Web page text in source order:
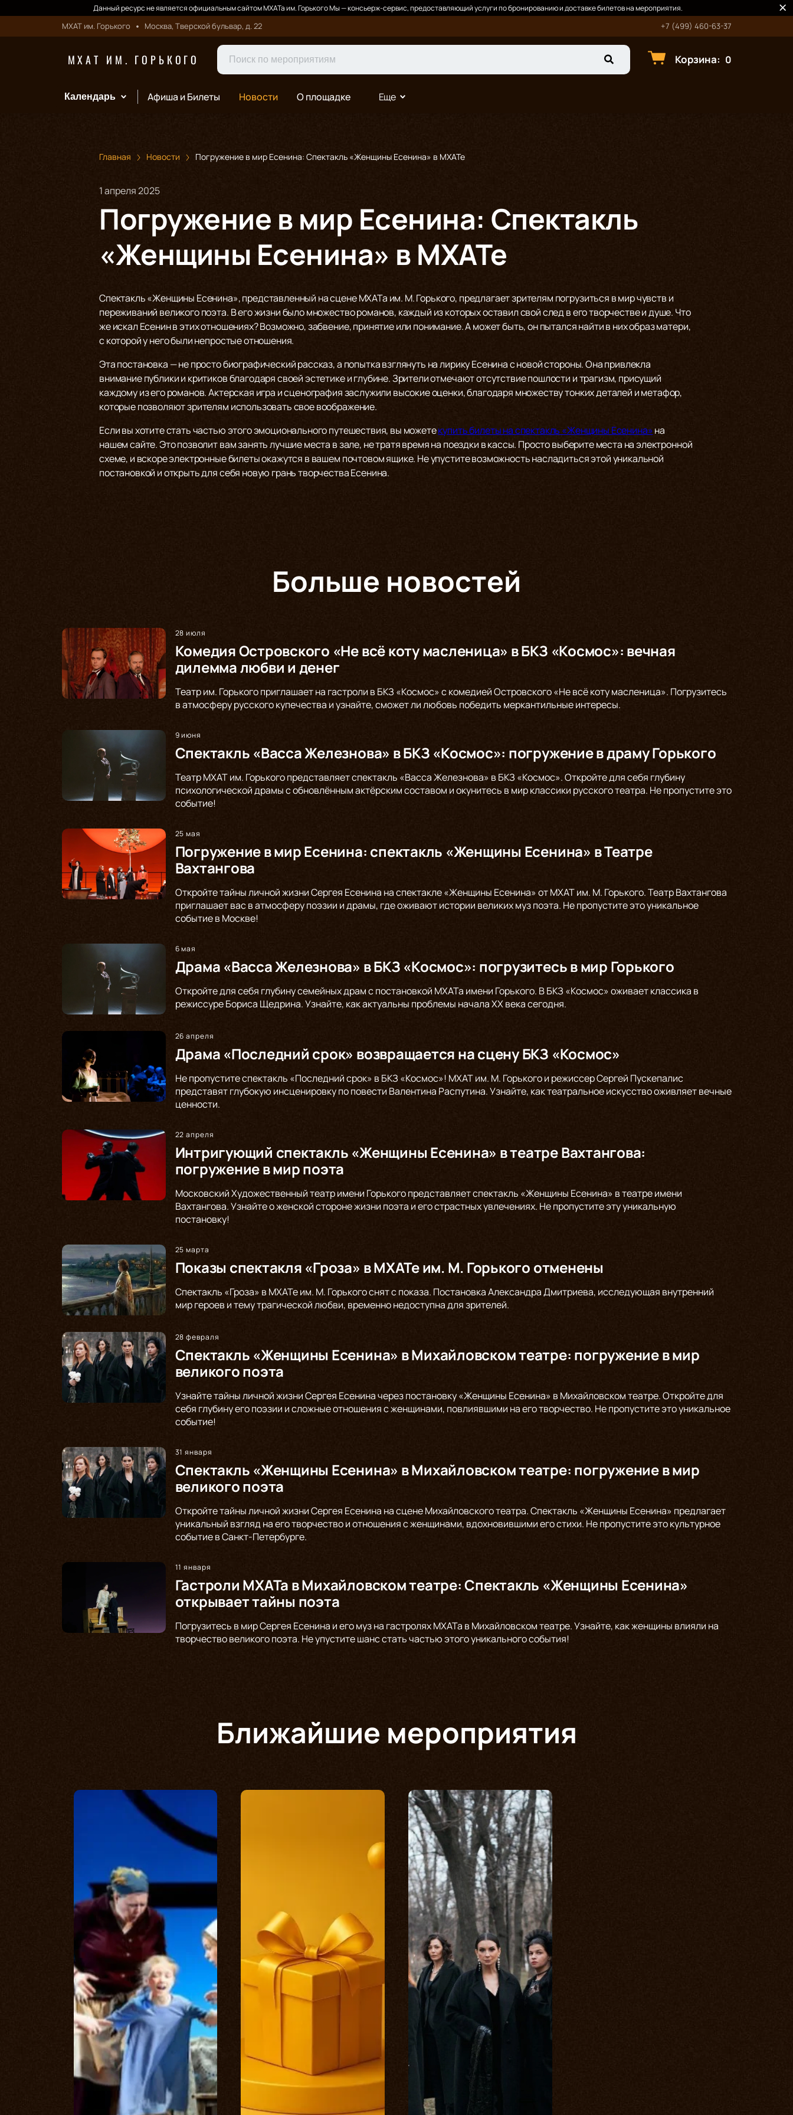
Данный ресурс не является официальным сайтом МХАТа им. Горького Мы — консьерж-сервис, предоставляющий услуги по бронированию и доставке билетов на мероприятия.
МХАТ им. Горького Москва, Тверской бульвар, д. 22 +7 (499) 460-63-37
МХАТ ИМ. ГОРЬКОГО Корзина: 0
Календарь Афиша и Билеты Новости О площадке Еще
Главная Новости Погружение в мир Есенина: Спектакль «Женщины Есенина» в МХАТе
1 апреля 2025
Погружение в мир Есенина: Спектакль
«Женщины Есенина» в МХАТе
Спектакль «Женщины Есенина», представленный на сцене МХАТа им. М. Горького, предлагает зрителям погрузиться в мир чувств и
переживаний великого поэта. В его жизни было множество романов, каждый из которых оставил свой след в его творчестве и душе. Что
же искал Есенин в этих отношениях? Возможно, забвение, принятие или понимание. А может быть, он пытался найти в них образ матери,
с которой у него были непростые отношения.
Эта постановка — не просто биографический рассказ, а попытка взглянуть на лирику Есенина с новой стороны. Она привлекла
внимание публики и критиков благодаря своей эстетике и глубине. Зрители отмечают отсутствие пошлости и трагизм, присущий
каждому из его романов. Актерская игра и сценография заслужили высокие оценки, благодаря множеству тонких деталей и метафор,
которые позволяют зрителям использовать свое воображение.
Если вы хотите стать частью этого эмоционального путешествия, вы можетекупить билеты на спектакль «Женщины Есенина»на
нашем сайте. Это позволит вам занять лучшие места в зале, не тратя время на поездки в кассы. Просто выберите места на электронной
схеме, и вскоре электронные билеты окажутся в вашем почтовом ящике. Не упустите возможность насладиться этой уникальной
постановкой и открыть для себя новую грань творчества Есенина.
Больше новостей
28 июля
Комедия Островского «Не всё коту масленица» в БКЗ «Космос»: вечная
дилемма любви и денег
Театр им. Горького приглашает на гастроли в БКЗ «Космос» с комедией Островского «Не всё коту масленица». Погрузитесь
в атмосферу русского купечества и узнайте, сможет ли любовь победить меркантильные интересы.
9 июня
Спектакль «Васса Железнова» в БКЗ «Космос»: погружение в драму Горького
Театр МХАТ им. Горького представляет спектакль «Васса Железнова» в БКЗ «Космос». Откройте для себя глубину
психологической драмы с обновлённым актёрским составом и окунитесь в мир классики русского театра. Не пропустите это
событие!
25 мая
Погружение в мир Есенина: спектакль «Женщины Есенина» в Театре
Вахтангова
Откройте тайны личной жизни Сергея Есенина на спектакле «Женщины Есенина» от МХАТ им. М. Горького. Театр Вахтангова
приглашает вас в атмосферу поэзии и драмы, где оживают истории великих муз поэта. Не пропустите это уникальное
событие в Москве!
6 мая
Драма «Васса Железнова» в БКЗ «Космос»: погрузитесь в мир Горького
Откройте для себя глубину семейных драм с постановкой МХАТа имени Горького. В БКЗ «Космос» оживает классика в
режиссуре Бориса Щедрина. Узнайте, как актуальны проблемы начала XX века сегодня.
26 апреля
Драма «Последний срок» возвращается на сцену БКЗ «Космос»
Не пропустите спектакль «Последний срок» в БКЗ «Космос»! МХАТ им. М. Горького и режиссер Сергей Пускепалис
представят глубокую инсценировку по повести Валентина Распутина. Узнайте, как театральное искусство оживляет вечные
ценности.
22 апреля
Интригующий спектакль «Женщины Есенина» в театре Вахтангова:
погружение в мир поэта
Московский Художественный театр имени Горького представляет спектакль «Женщины Есенина» в театре имени
Вахтангова. Узнайте о женской стороне жизни поэта и его страстных увлечениях. Не пропустите эту уникальную
постановку!
25 марта
Показы спектакля «Гроза» в МХАТе им. М. Горького отменены
Спектакль «Гроза» в МХАТе им. М. Горького снят с показа. Постановка Александра Дмитриева, исследующая внутренний
мир героев и тему трагической любви, временно недоступна для зрителей.
28 февраля
Спектакль «Женщины Есенина» в Михайловском театре: погружение в мир
великого поэта
Узнайте тайны личной жизни Сергея Есенина через постановку «Женщины Есенина» в Михайловском театре. Откройте для
себя глубину его поэзии и сложные отношения с женщинами, повлиявшими на его творчество. Не пропустите это уникальное
событие!
31 января
Спектакль «Женщины Есенина» в Михайловском театре: погружение в мир
великого поэта
Откройте тайны личной жизни Сергея Есенина на сцене Михайловского театра. Спектакль «Женщины Есенина» предлагает
уникальный взгляд на его творчество и отношения с женщинами, вдохновившими его стихи. Не пропустите это культурное
событие в Санкт-Петербурге.
11 января
Гастроли МХАТа в Михайловском театре: Спектакль «Женщины Есенина»
открывает тайны поэта
Погрузитесь в мир Сергея Есенина и его муз на гастролях МХАТа в Михайловском театре. Узнайте, как женщины влияли на
творчество великого поэта. Не упустите шанс стать частью этого уникального события!
Ближайшие мероприятия